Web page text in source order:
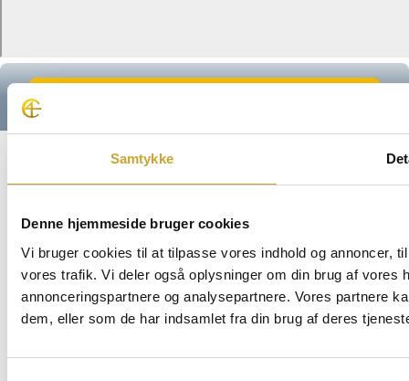
Samtykke
Denne hjemmeside bruger cookies
Vi bruger cookies til at tilpasse vores indhold og annoncer,
vores trafik. Vi deler også oplysninger om din brug af vores
annonceringspartnere og analysepartnere. Vores partnere
dem, eller som de har indsamlet fra din brug af deres